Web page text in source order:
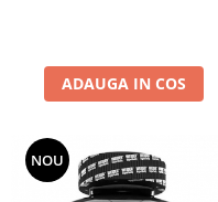
ADAUGA IN COS
NOU